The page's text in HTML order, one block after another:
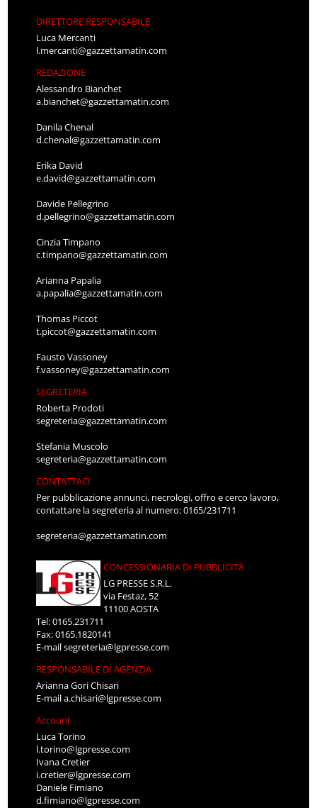
DIRETTORE RESPONSABILE
Luca Mercanti
l.mercanti@gazzettamatin.com
REDAZIONE
Alessandro Bianchet
a.bianchet@gazzettamatin.com
Danila Chenal
d.chenal@gazzettamatin.com
Erika David
e.david@gazzettamatin.com
Davide Pellegrino
d.pellegrino@gazzettamatin.com
Cinzia Timpano
c.timpano@gazzettamatin.com
Arianna Papalia
a.papalia@gazzettamatin.com
Thomas Piccot
t.piccot@gazzettamatin.com
Fausto Vassoney
f.vassoney@gazzettamatin.com
SEGRETERIA
Roberta Prodoti
segreteria@gazzettamatin.com
Stefania Muscolo
segreteria@gazzettamatin.com
CONTATTACI
Per pubblicazione annunci, necrologi, offro e cerco lavoro,
contattare la segreteria al numero: 0165/231711
segreteria@gazzettamatin.com
CONCESSIONARIA DI PUBBLICITÀ
LG PRESSE S.R.L.
via Festaz, 52
11100 AOSTA
Tel: 0165.231711
Fax: 0165.1820141
E-mailsegreteria@lgpresse.com
RESPONSABILE DI AGENZIA
Arianna Gori Chisari
E-maila.chisari@lgpresse.com
Account
Luca Torino
l.torino@lgpresse.com
Ivana Cretier
i.cretier@lgpresse.com
Daniele Fimiano
d.fimiano@lgpresse.com